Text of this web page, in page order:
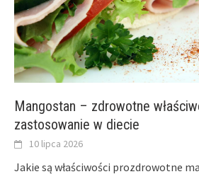
Mangostan – zdrowotne
zastosowanie w diecie
10 lipca 2026
Jakie są właściwości prozdrowotne